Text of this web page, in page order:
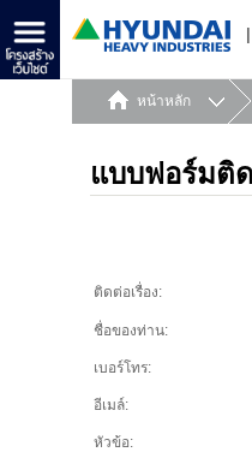
หน้าหลัก
แบบฟอร์มติ
ติดต่อเรื่อง:
ชื่อของท่าน:
เบอร์โทร:
อีเมล์:
หัวข้อ: